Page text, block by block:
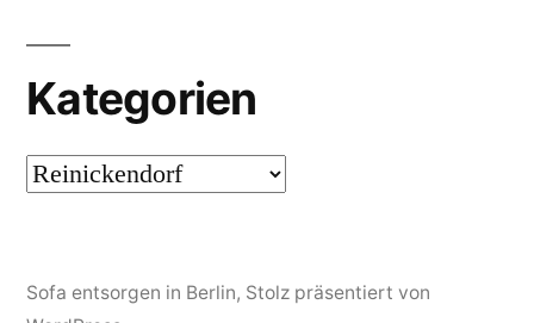
Kategorien
Kategorien
Sofa entsorgen in Berlin, Stolz präsentiert von